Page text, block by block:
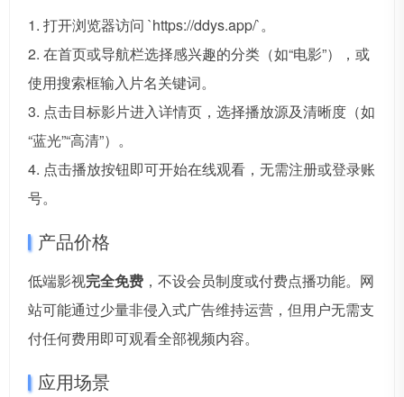
1. 打开浏览器访问 `https://ddys.app/`。
2. 在首页或导航栏选择感兴趣的分类（如“电影”），或
使用搜索框输入片名关键词。
3. 点击目标影片进入详情页，选择播放源及清晰度（如
“蓝光”“高清”）。
4. 点击播放按钮即可开始在线观看，无需注册或登录账
号。
产品价格
低端影视完全免费 ，不设会员制度或付费点播功能。网
站可能通过少量非侵入式广告维持运营，但用户无需支
付任何费用即可观看全部视频内容。
应用场景